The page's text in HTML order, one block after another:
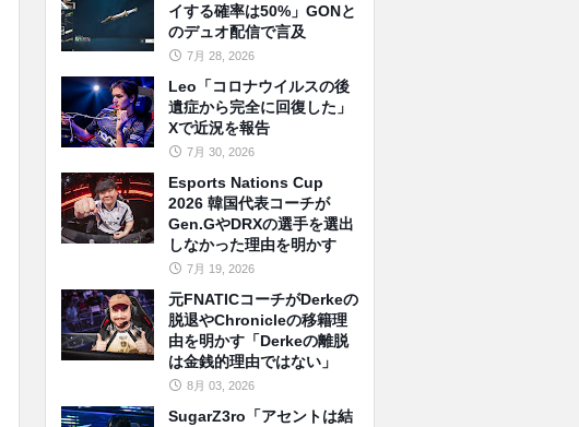
イする確率は50%」GONと
のデュオ配信で言及
7月 28, 2026
Leo「コロナウイルスの後
遺症から完全に回復した」
Xで近況を報告
7月 30, 2026
Esports Nations Cup
2026 韓国代表コーチが
Gen.GやDRXの選手を選出
しなかった理由を明かす
7月 19, 2026
元FNATICコーチがDerkeの
脱退やChronicleの移籍理
由を明かす「Derkeの離脱
は金銭的理由ではない」
8月 03, 2026
SugarZ3ro「アセントは結